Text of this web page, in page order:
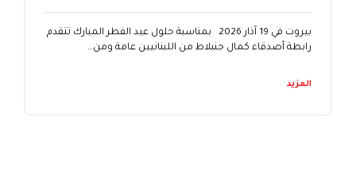
بيروت في 19 آذار 2026 بمناسبة حلول عيد الفطر المبارك تتقدم
رابطة أصدقاء كمال جنبلاط من اللبنانيين عامة ومن…
المزيد